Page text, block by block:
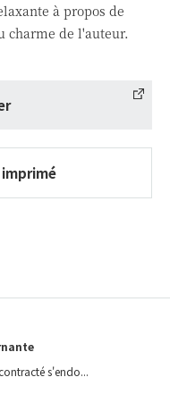
à propos de
charme de l'auteur.
s'endo...